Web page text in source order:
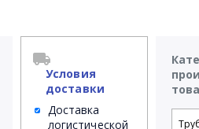
Условия
доставки
Доставка
логистической